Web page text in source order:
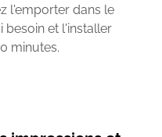
l'emporter dans le
et l'installer
minutes.